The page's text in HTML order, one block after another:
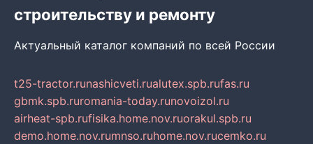
строительству и ремонту
Актуальный каталог компаний по всей России
t25-tractor.runashicveti.rualutex.spb.rufas.ru
gbmk.spb.ruromania-today.runovoizol.ru
airheat-spb.rufisika.home.nov.ruorakul.spb.ru
demo.home.nov.rumnso.ruhome.nov.rucemko.ru